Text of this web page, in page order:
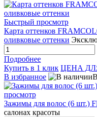
Быстрый просмотр
Карта оттенков
оливковые оттенки
Подробнее
Купить в 1 клик ЦЕНА
В избранное
просмотр
Зажимы для волос (6 шт.)
салонах красоты